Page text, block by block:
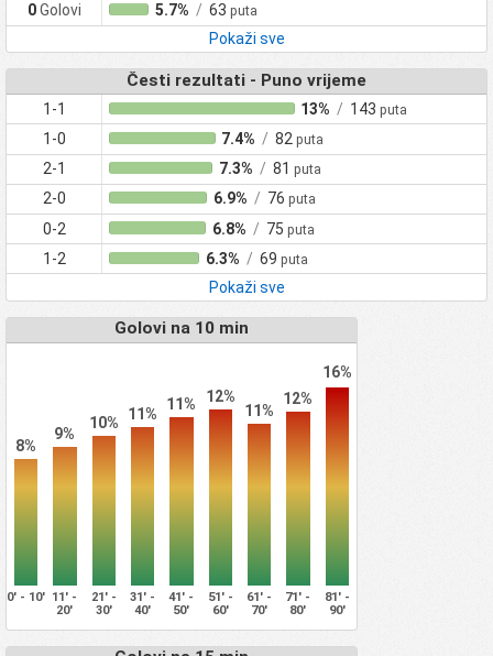
0Golovi 5.7% / 63 puta
Pokaži sve
Česti rezultati - Puno vrijeme
1-1 13% / 143puta
1-0 7.4% / 82puta
2-1 7.3% / 81 puta
2-0 6.9% / 76puta
0-2 6.8% / 75 puta
1-2 6.3% / 69 puta
Pokaži sve
Golovi na 10 min
8%
9%
10%
11%
11%
12%
11%
12%
16%
0' - 10' 11' -
20'
21' -
30'
31' -
40'
41' -
50'
51' -
60'
61' -
70'
71' -
80'
81' -
90'